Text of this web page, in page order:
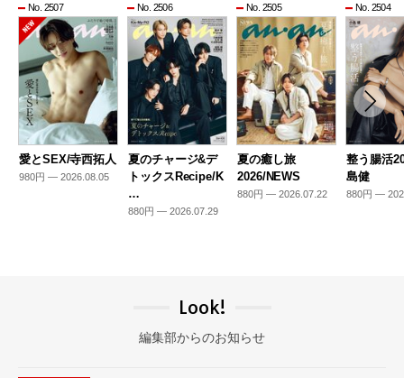
No. 2507
愛とSEX/寺西拓人
980円 — 2026.08.05
No. 2506
夏のチャージ&デ
トックスRecipe/K
…
880円 — 2026.07.29
No. 2505
夏の癒し旅
2026/NEWS
880円 — 2026.07.22
No. 2504
整う腸活
島健
880円 —
Look!
編集部からのお知らせ